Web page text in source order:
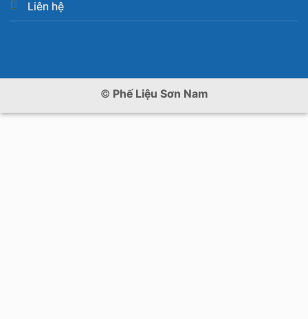
Liên hệ
© Phế Liệu Sơn Nam